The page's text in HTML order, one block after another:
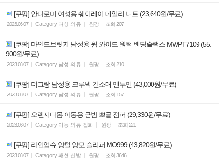
[쿠팡] 안다로미 여성용 쉐이레이 데일리 니트 (23,640원/무료)
2023.03.07 Category 여성 의류 원팡 조회 207
[쿠팡] 마인드브릿지 남성용 웜 와이드 원턱 밴딩슬랙스 MWPT7109 (55,
900원/무료)
2023.03.07 Category 남성 의류 원팡 조회 210
[쿠팡] 더그랑 남성용 크루넥 긴소매 맨투맨 (43,000원/무료)
2023.03.07 Category 남성 의류 원팡 조회 157
[쿠팡] 오렌지다몸 아동용 군밤 뽀글 점퍼 (29,330원/무료)
2023.03.07 Category 아동 의류 잡화 원팡 조회 221
[쿠팡] 라인업슈 양털 양모 슬리퍼 MO999 (43,820원/무료)
2023.03.07 Category패션 신발 원팡 조회 3646